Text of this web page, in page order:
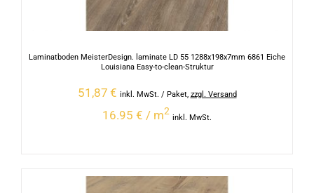
Laminatboden MeisterDesign. laminate LD 55 1288x198x7mm 6861 Eiche
Louisiana Easy-to-clean-Struktur
51,87 € inkl. MwSt. / Paket, zzgl. Versand
16.95 € / m2
inkl. MwSt.